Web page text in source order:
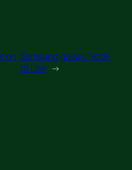
on Samsung galaxy Note
10 Lite →